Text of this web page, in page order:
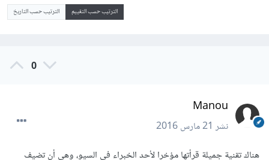
الترتيب حسب التقييم الترتيب حسب التاريخ
0
Manou
نشر21 مارس 2016
هناك تقنية جميلة قرأتها مؤخرا لأحد الخبراء في السيو، وهي أن تضيف